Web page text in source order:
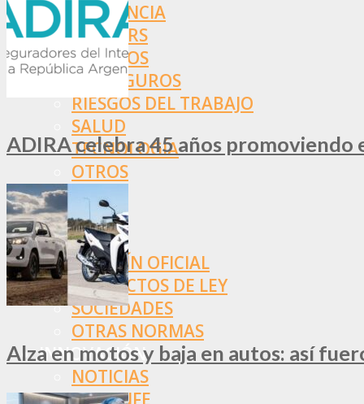
ASISTENCIA
BROKERS
SEGUROS
REASEGUROS
RIESGOS DEL TRABAJO
SALUD
TECNOLOGÍA
OTROS
NORMAS
SSN
SRT
BOLETÍN OFICIAL
PROYECTOS DE LEY
SOCIEDADES
OTRAS NORMAS
INNOVACIÓN
NOTICIAS
LA CONFE
ADIRA celebra 45 años
Alza en motos y baja en autos: así